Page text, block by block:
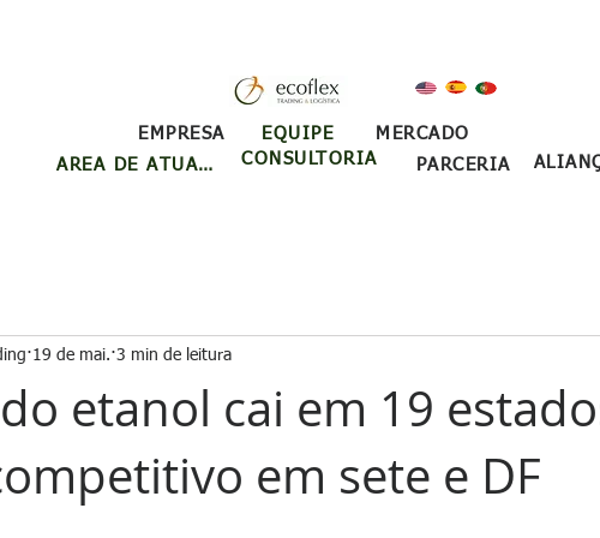
ÁREA DE ATUAÇÃO CONSULTORIA PARCERIA
EMPRESA EQUIPE
MERCADO
etanol cai em 19
em sete e DF
19 de mai. 3 min de leitura